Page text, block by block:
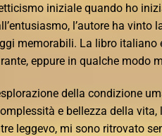
iniziale quando ho
l’autore ha vinto
memorabili. La libro italiano
eppure in qualche modo
della condizione
e bellezza della vita,
leggevo, mi sono ritrovato